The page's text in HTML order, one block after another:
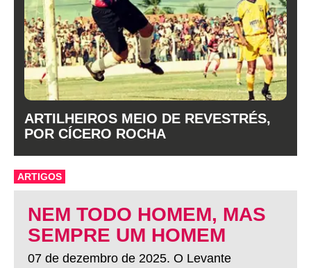
ARTILHEIROS MEIO DE REVESTRÉS,
POR CÍCERO ROCHA
ARTIGOS
NEM TODO HOMEM, MAS
SEMPRE UM HOMEM
07 de dezembro de 2025. O Levante